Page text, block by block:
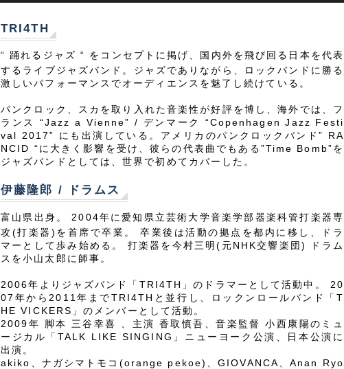
TRI4TH
“ 踊れるジャズ “ をコンセプトに掲げ、国内外を飛び回る日本を代表
するライブジャズバンド。ジャズでありながら、ロックバンドに勝る
激しいパフォーマンスでオーディエンスを魅了し続けている。
パンクロック、スカを取り入れた音楽性が好評を博し、海外では、フ
ランス “Jazz a Vienne” / デンマーク “Copenhagen Jazz Festi
val 2017” にも出演している。アメリカのパンクロックバンド” RA
NCID “に大きく影響を受け、彼らの代表曲でもある”Time Bomb”を
ジャズバンドとしては、世界で初めてカバーした。
伊藤隆郎 / ドラムス
富山県出身。 2004年に愛知県立芸術大学音楽学部器楽科管打楽器専
攻(打楽器)を首席で卒業。 卒業後は活動の拠点を都内に移し、ドラ
マーとして歩み始める。 打楽器を今村三明(元NHK交響楽団) ドラム
スを小山太郎に師事。
2006年よりジャズバンド「TRI4TH」のドラマーとして活動中。 20
07年から2011年までTRI4THと並行し、ロックンロールバンド「T
HE VICKERS」のメンバーとして活動。
2009年 脚本 三谷幸喜 、主演 香取慎吾、音楽監督 小西康陽のミュ
ージカル「TALK LIKE SINGING」ニューヨーク公演、日本公演に
出演。
akiko、ナガシマトモコ(orange pekoe)、GIOVANCA、Anan Ryo